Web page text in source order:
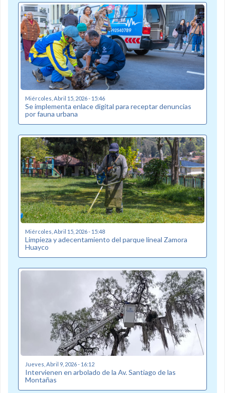
Miércoles, Abril 15, 2026 - 15:46
Se implementa enlace digital para receptar denuncias
por fauna urbana
Miércoles, Abril 15, 2026 - 15:48
Limpieza y adecentamiento del parque lineal Zamora
Huayco
Jueves, Abril 9, 2026 - 16:12
Intervienen en arbolado de la Av. Santiago de las
Montañas